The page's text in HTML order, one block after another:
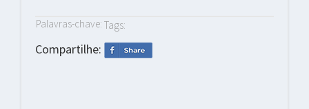
Palavras-chave: Tags:
Compartilhe: